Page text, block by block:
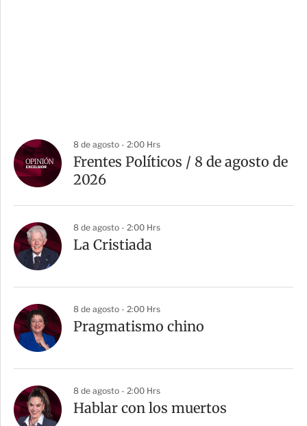
8 de agosto - 2:00 Hrs
Frentes Políticos / 8 de agosto de
2026
8 de agosto - 2:00 Hrs
La Cristiada
8 de agosto - 2:00 Hrs
Pragmatismo chino
8 de agosto - 2:00 Hrs
Hablar con los muertos